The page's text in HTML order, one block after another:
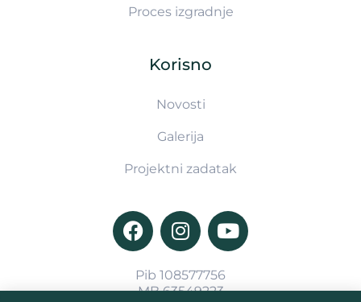
Proces izgradnje
Korisno
Novosti
Galerija
Projektni zadatak
Pib 108577756
MB 63549223